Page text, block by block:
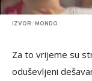
IZVOR: MONDO
Za to vrijeme su
oduševljeni